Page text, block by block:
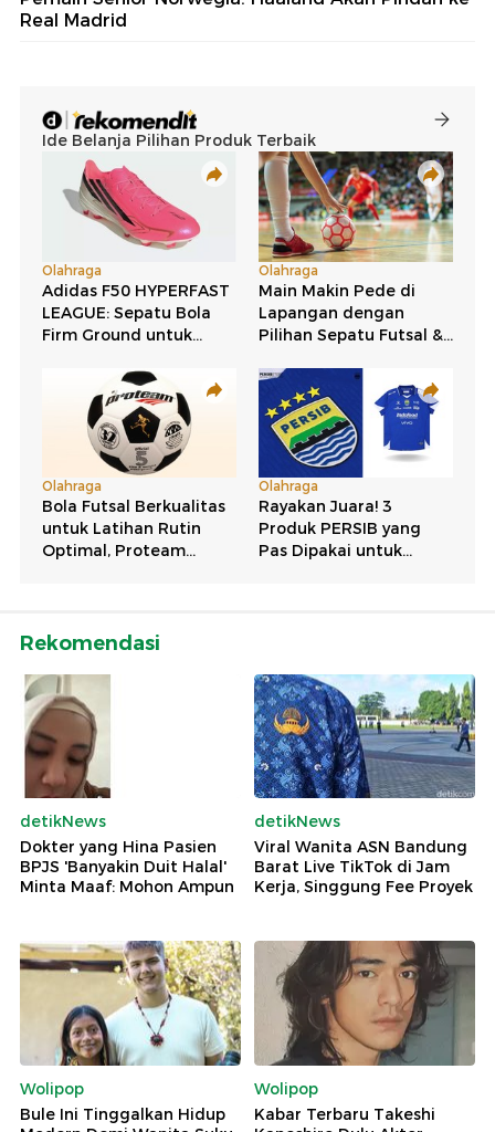
Real Madrid
Rekomendasi
detikNews
Dokter yang Hina Pasien
BPJS 'Banyakin Duit Halal'
Minta Maaf: Mohon Ampun
detikNews
Viral Wanita ASN Bandung
Barat Live TikTok di Jam
Kerja, Singgung Fee Proyek
Wolipop
Bule Ini Tinggalkan Hidup
Wolipop
Kabar Terbaru Takeshi